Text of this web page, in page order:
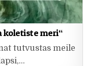
koletiste meri“
tutvustas meile